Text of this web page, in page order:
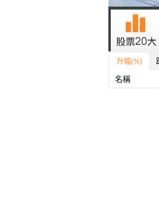
升幅(%)
名稱